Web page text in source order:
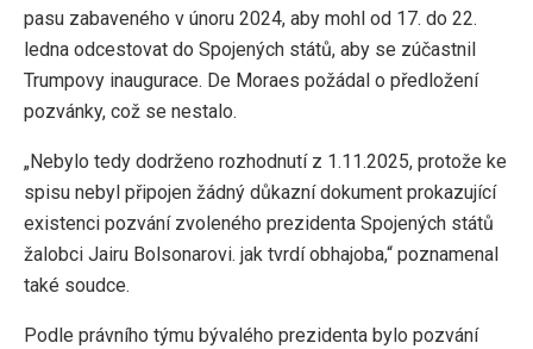
pasu zabaveného v únoru 2024, aby mohl od 17. do 22.
ledna odcestovat do Spojených států, aby se zúčastnil
Trumpovy inaugurace. De Moraes požádal o předložení
pozvánky, což se nestalo.
„Nebylo tedy dodrženo rozhodnutí z 1.11.2025, protože ke
spisu nebyl připojen žádný důkazní dokument prokazující
existenci pozvání zvoleného prezidenta Spojených států
žalobci Jairu Bolsonarovi. jak tvrdí obhajoba,“ poznamenal
také soudce.
Podle právního týmu bývalého prezidenta bylo pozvání